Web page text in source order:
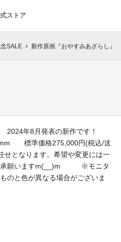
ストア
SALE chevron_right 新作原画『おやすみあざらし』
2024年8月発表の新作です！
標準価格275,000円(税込/送
なります。希望や変更には一
了承願いますm(__)m ※モニタ
のと色が異なる場合がございま